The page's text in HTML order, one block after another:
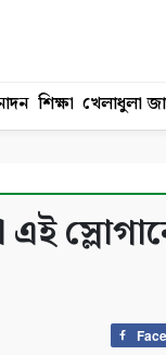
শিক্ষা খেলাধুলা